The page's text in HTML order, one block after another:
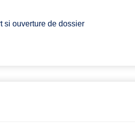
si ouverture de dossier